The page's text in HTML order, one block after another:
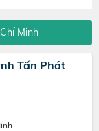
Minh
Tấn Phát